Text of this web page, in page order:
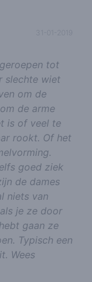
31-01-2019
tot
slechte wiet
om de
de arme
is of veel te
rookt. Of het
goed ziek
de dames
niets van
je ze door
gaan ze
Typisch een
Wees